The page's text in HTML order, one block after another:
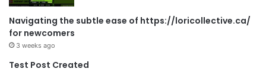
Navigating the subtle ease of https://loricollective.ca/
for newcomers
3 weeks ago
Test Post Created